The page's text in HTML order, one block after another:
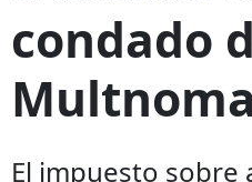
condado
El impuesto sobre